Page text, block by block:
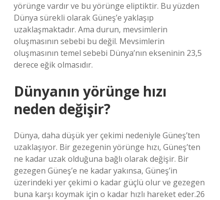
yörünge vardır ve bu yörünge eliptiktir. Bu yüzden
Dünya sürekli olarak Güneş’e yaklaşıp
uzaklaşmaktadır. Ama durun, mevsimlerin
oluşmasının sebebi bu değil. Mevsimlerin
oluşmasının temel sebebi Dünya’nın ekseninin 23,5
derece eğik olmasıdır.
Dünyanın yörünge hızı
neden değişir?
Dünya, daha düşük yer çekimi nedeniyle Güneş’ten
uzaklaşıyor. Bir gezegenin yörünge hızı, Güneş’ten
ne kadar uzak olduğuna bağlı olarak değişir. Bir
gezegen Güneş’e ne kadar yakınsa, Güneş’in
üzerindeki yer çekimi o kadar güçlü olur ve gezegen
buna karşı koymak için o kadar hızlı hareket eder.26